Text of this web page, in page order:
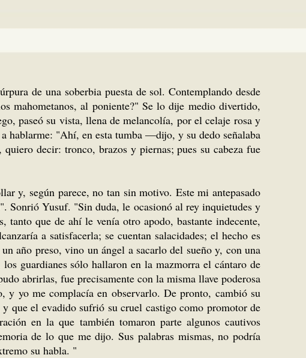
de una soberbia puesta de sol. Contemplando desde
mahometanos, al poniente?" Se lo dije medio divertido,
paseó su vista, llena de melancolía, por el celaje rosa y
hablarme: "Ahí, en esta tumba —dijo, y su dedo señalaba
decir: tronco, brazos y piernas; pues su cabeza fue
y, según parece, no tan sin motivo. Este mi antepasado
Sonrió Yusuf. "Sin duda, le ocasionó al rey inquietudes y
tanto que de ahí le venía otro apodo, bastante indecente,
a satisfacerla; se cuentan salacidades; el hecho es
año preso, vino un ángel a sacarlo del sueño y, con una
guardianes sólo hallaron en la mazmorra el cántaro de
abrirlas, fue precisamente con la misma llave poderosa
y yo me complacía en observarlo. De pronto, cambió su
que el evadido sufrió su cruel castigo como promotor de
en la que también tomaron parte algunos cautivos
de lo que me dijo. Sus palabras mismas, no podría
su habla. "